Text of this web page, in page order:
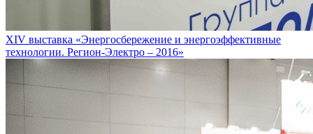
XIV выставка «Энергосбережение и энергоэффективные
технологии. Регион-Электро – 2016»